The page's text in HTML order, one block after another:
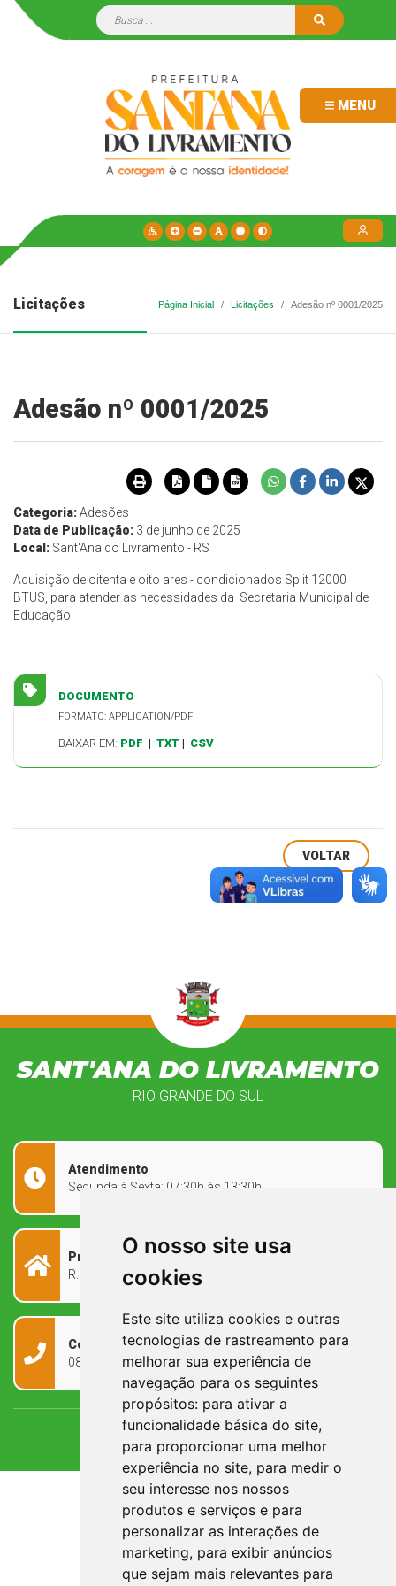
O nosso site usa
cookies
Este site utiliza cookies e outras
tecnologias de rastreamento para
melhorar sua experiência de
navegação para os seguintes
propósitos: para ativar a
funcionalidade básica do site,
para proporcionar uma melhor
experiência no site, para medir o
seu interesse nos nossos
produtos e serviços e para
personalizar as interações de
marketing, para exibir anúncios
que sejam mais relevantes para
MENU
Licitações Página Inicial Licitações Adesão nº 0001/2025
Adesão nº 0001/2025
Categoria:Adesões
Data de Publicação: 3 de junho de 2025
Local: Sant'Ana do Livramento - RS
Aquisição de oitenta e oito ares - condicionados Split 12000
BTUS, para atender as necessidades da Secretaria Municipal de
Educação.
DOCUMENTO
FORMATO: APPLICATION/PDF
BAIXAR EM: PDF | TXT | CSV
VOLTAR
SANT'ANA DO LIVRAMENTO
RIO GRANDE DO SUL
Atendimento
Segunda à Sexta: 07:30h às 13:30h
Prefeitura Municipal
R. Rivadávia Corrêa, 858 - Centro - RS, 97573-010
Contato
0800 090 2050